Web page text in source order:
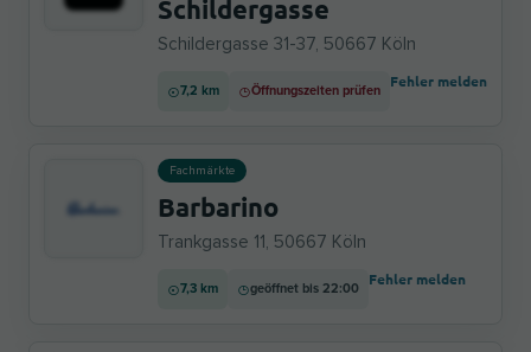
Schildergasse
Schildergasse 31-37, 50667 Köln
7,2 km Öffnungszeiten prüfen
Fehler melden
Fachmärkte
Barbarino
Trankgasse 11, 50667 Köln
7,3 km geöffnet bis 22:00
Fehler melden